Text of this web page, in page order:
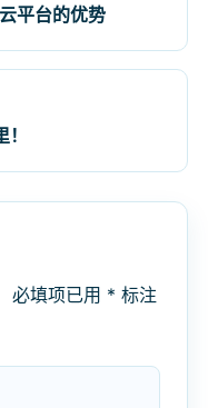
平台的优势
必填项已用 * 标注